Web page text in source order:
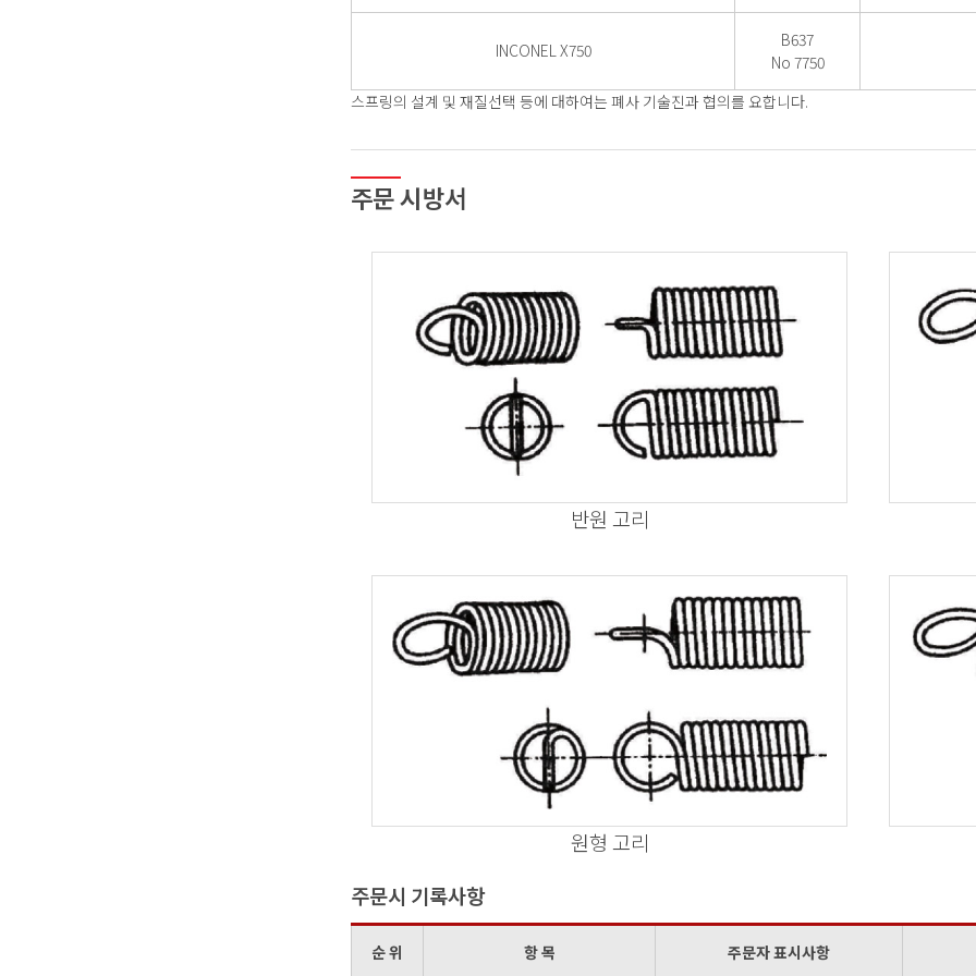
INCONEL X750
B637
No 7750
스프링의 설계 및 재질선택 등에 대하여는 폐사 기술진과 협의를 요합니다.
주문 시방서
반원 고리
원형 고리
주문시 기록사항
순 위 항 목 주문자 표시사항